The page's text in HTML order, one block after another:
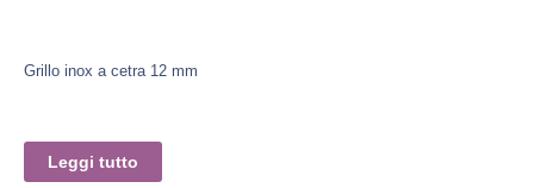
Grillo inox a cetra 12 mm
Leggi tutto